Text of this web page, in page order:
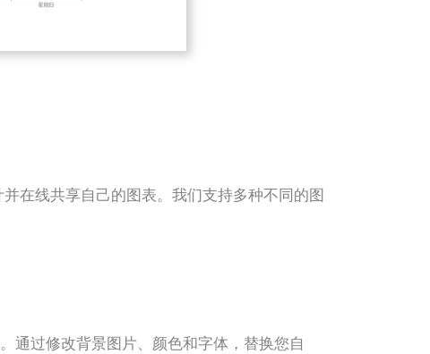
在线共享自己的图表。我们支持多种不同的图
通过修改背景图片、颜色和字体，替换您自